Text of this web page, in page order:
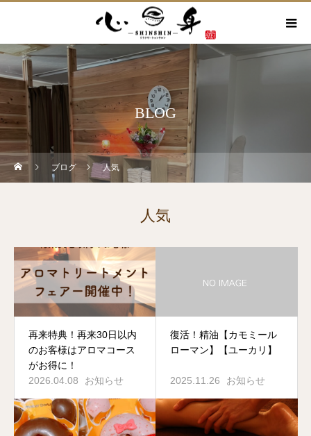
BLOG
ブログ 人気
人気
再来特典！再来30日以内
のお客様はアロマコース
がお得に！
2026.04.08
お知らせ
復活！精油【カモミール
ローマン】【ユーカリ】
2025.11.26 お知らせ